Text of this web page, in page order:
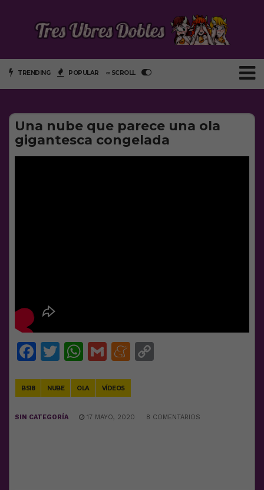
TRENDING POPULAR ∞ SCROLL
Una nube que parece una ola
gigantesca congelada
Facebook
Twitter
WhatsApp
GmailMeneame
BS18 NUBE OLA VÍDEOS
SIN CATEGORÍA 17 MAYO, 2020 8 COMENTARIOS